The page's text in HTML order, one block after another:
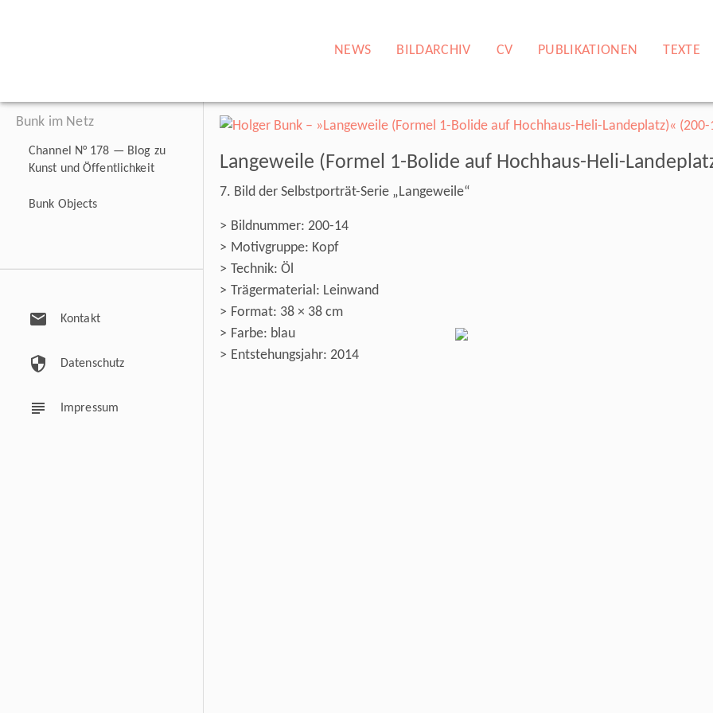
NEWS BILDARCHIV CV PUBLIKATIONEN TEXTE
Bunk im Netz
Channel N° 178 — Blog zu
Kunst und Öffentlichkeit
Bunk Objects
mail Kontakt
security Datenschutz
subject Impressum
Langeweile (Formel 1-Bolide auf Hochhaus-Heli-
7. Bild der Selbstporträt-Serie „Langeweile“
Bildnummer: 200-14
Motivgruppe: Kopf
Technik: Öl
Trägermaterial: Leinwand
Format: 38 × 38 cm
Farbe: blau
Entstehungsjahr: 2014